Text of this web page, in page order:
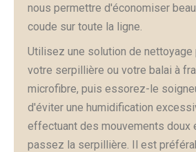
nous permettre d'économiser
coude sur toute la ligne.
Utilisez une solution de nettoyage
votre serpillière ou votre balai à
microfibre, puis essorez-le
d'éviter une humidification
effectuant des mouvements doux
passez la serpillière. Il est